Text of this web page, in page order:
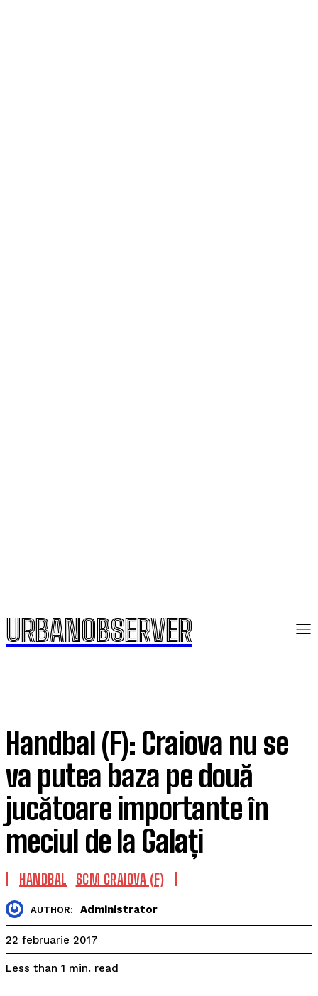
URBANOBSERVER
Handbal (F): Craiova nu se
va putea baza pe două
jucătoare importante în
meciul de la Galați
HANDBAL SCM CRAIOVA (F)
AUTHOR: Administrator
22 februarie 2017
Less than 1 min. read